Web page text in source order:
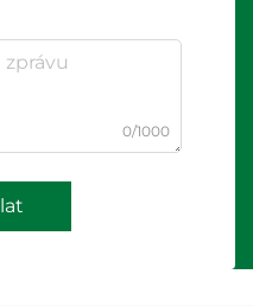
0/1000